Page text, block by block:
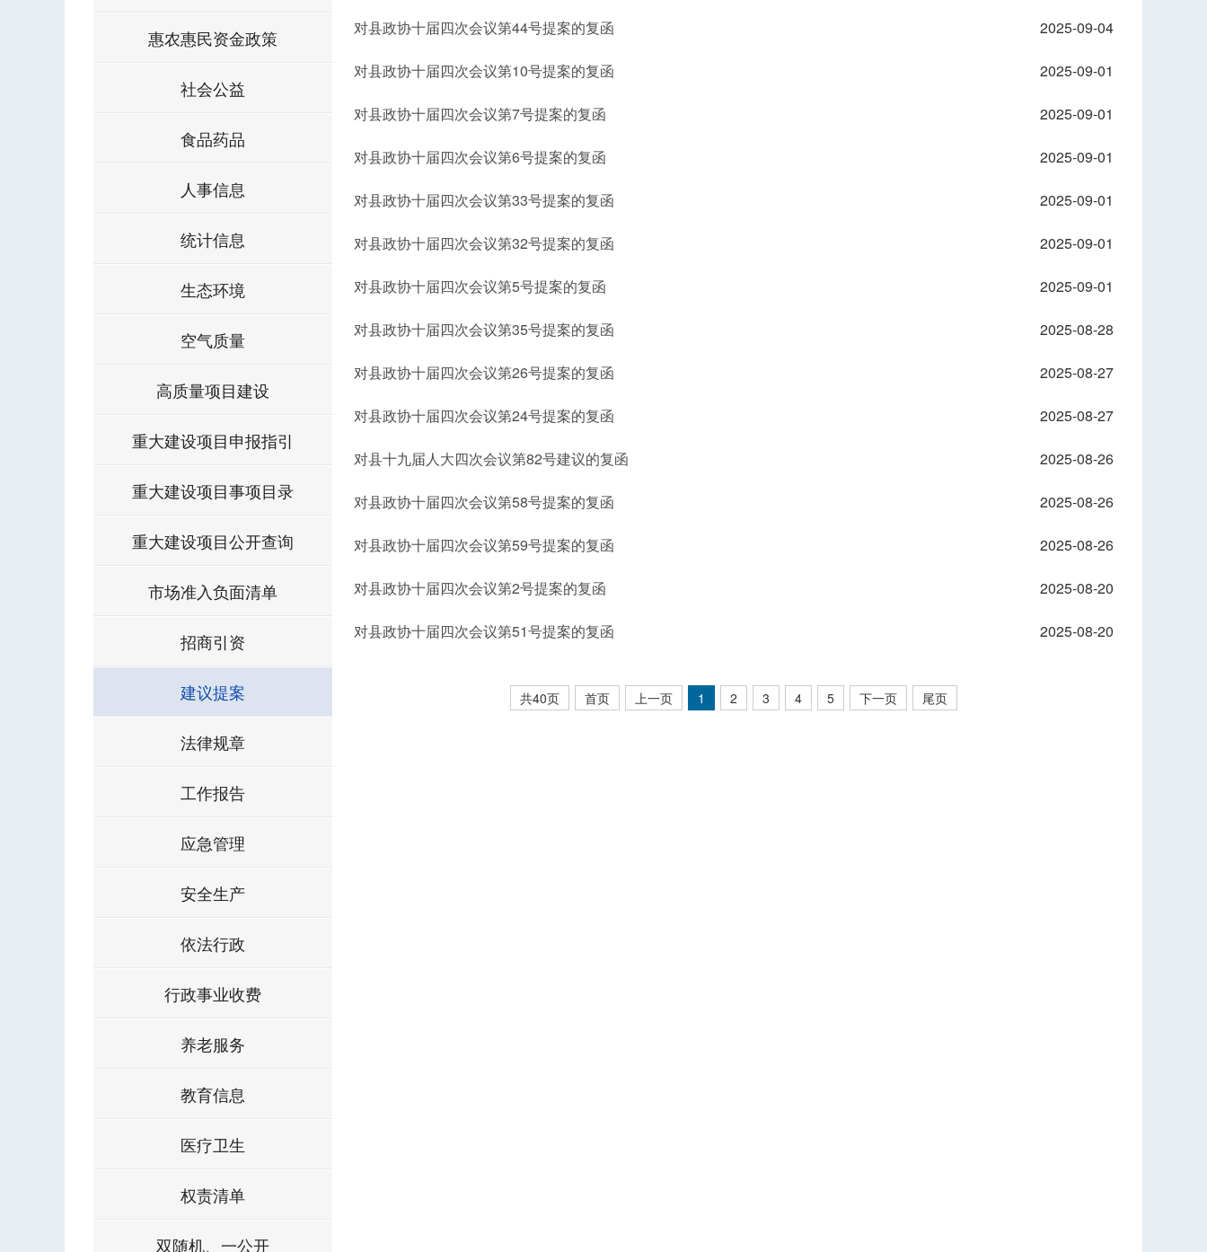
惠农惠民资金政策
社会公益
食品药品
人事信息
统计信息
生态环境
空气质量
高质量项目建设
重大建设项目申报指引
重大建设项目事项目录
重大建设项目公开查询
市场准入负面清单
招商引资
建议提案
法律规章
工作报告
应急管理
安全生产
依法行政
行政事业收费
养老服务
教育信息
医疗卫生
权责清单
双随机、一公开
对县政协十届四次会议第44号提案的复函 2025-09-04
对县政协十届四次会议第10号提案的复函 2025-09-01
对县政协十届四次会议第7号提案的复函 2025-09-01
对县政协十届四次会议第6号提案的复函 2025-09-01
对县政协十届四次会议第33号提案的复函 2025-09-01
对县政协十届四次会议第32号提案的复函 2025-09-01
对县政协十届四次会议第5号提案的复函 2025-09-01
对县政协十届四次会议第35号提案的复函 2025-08-28
对县政协十届四次会议第26号提案的复函 2025-08-27
对县政协十届四次会议第24号提案的复函 2025-08-27
对县十九届人大四次会议第82号建议的复函 2025-08-26
对县政协十届四次会议第58号提案的复函 2025-08-26
对县政协十届四次会议第59号提案的复函 2025-08-26
对县政协十届四次会议第2号提案的复函 2025-08-20
对县政协十届四次会议第51号提案的复函 2025-08-20
共40页 首页 上一页 1 2 3 4 5 下一页 尾页